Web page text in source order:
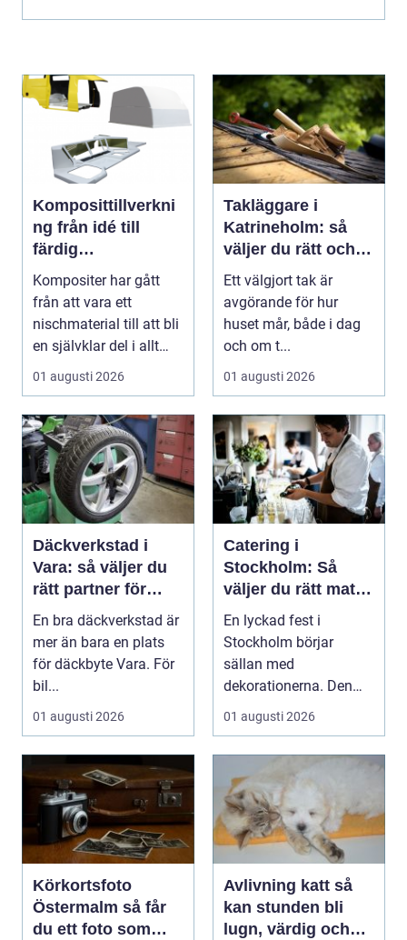
Komposittillverkni
ng från idé till
färdig
högpresterande
produkt
Kompositer har gått
från att vara ett
nischmaterial till att bli
en självklar del i allt
från vindkr...
01 augusti 2026
Takläggare i
Katrineholm: så
väljer du rätt och
får ett tak som
håller
Ett välgjort tak är
avgörande för hur
huset mår, både i dag
och om t...
01 augusti 2026
Däckverkstad i
Vara: så väljer du
rätt partner för
säker körning året
runt
En bra däckverkstad är
mer än bara en plats
för däckbyte Vara. För
bil...
01 augusti 2026
Catering i
Stockholm: Så
väljer du rätt mat
till ditt evenemang
En lyckad fest i
Stockholm börjar
sällan med
dekorationerna. Den
börjar i köket....
01 augusti 2026
Körkortsfoto
Östermalm så får
du ett foto som
Avlivning katt så
kan stunden bli
lugn, värdig och